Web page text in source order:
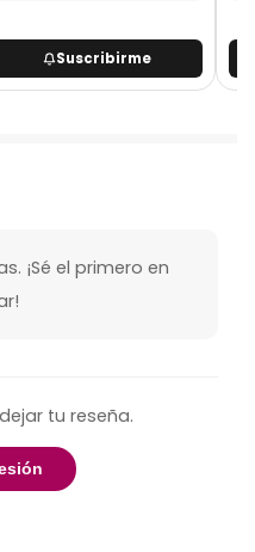
Suscribirme
¡Sé el primero en
tu reseña.